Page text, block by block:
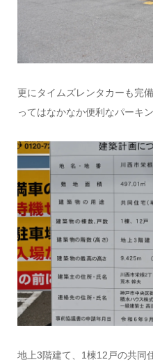
更にタイムズレンタカーも完
ってはなかなか便利なパーキ
地上3階建て、1棟12戸の共同